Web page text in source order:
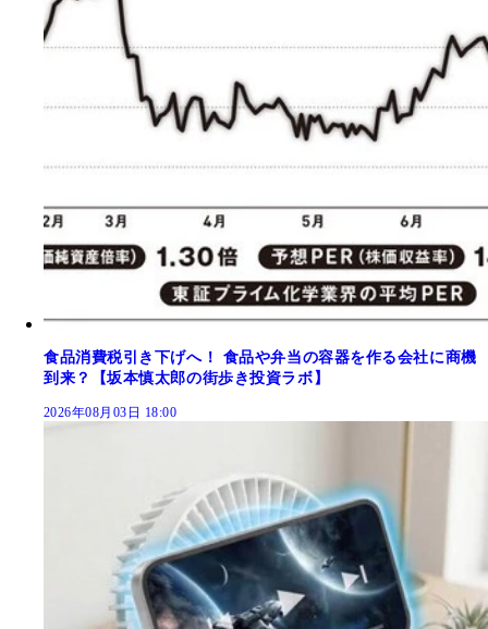
食品消費税引き下げへ！ 食品や弁当の容器を作る会社に商機
到来？【坂本慎太郎の街歩き投資ラボ】
2026年08月03日 18:00